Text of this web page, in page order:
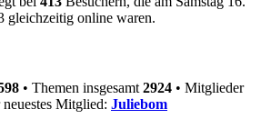
gleichzeitig online waren.
• Themen insgesamt 2924 • Mitglieder
neuestes Mitglied: Juliebom